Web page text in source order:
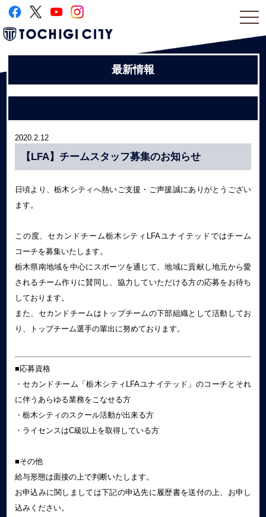
最新情報
2020.2.12
【LFA】チームスタッフ募集のお知らせ
日頃より、栃木シティへ熱いご支援・ご声援誠にありがとうござい
ます。
この度、セカンドチーム栃木シティLFAユナイテッドではチーム
コーチを募集いたします。
栃木県南地域を中心にスポーツを通じて、地域に貢献し地元から愛
されるチーム作りに賛同し、協力していただける方の応募をお待ち
しております。
また、セカンドチームはトップチームの下部組織として活動してお
り、トップチーム選手の輩出に努めております。
■応募資格
・セカンドチーム「栃木シティLFAユナイテッド」のコーチとそれ
に伴うあらゆる業務をこなせる方
・栃木シティのスクール活動が出来る方
・ライセンスはC級以上を取得している方
■その他
給与形態は面接の上で判断いたします。
お申込みに関しましては下記の申込先に履歴書を送付の上、お申し
込みください。